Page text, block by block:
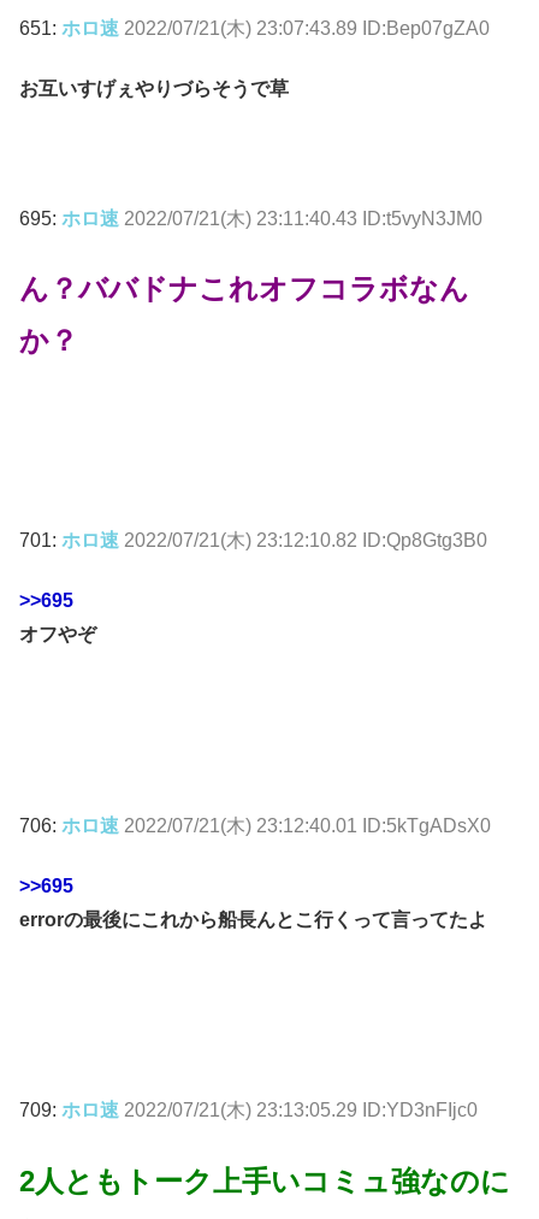
651: ホロ速 2022/07/21(木) 23:07:43.89 ID:Bep07gZA0
お互いすげぇやりづらそうで草
695: ホロ速 2022/07/21(木) 23:11:40.43 ID:t5vyN3JM0
ん？ババドナこれオフコラボなん
か？
701: ホロ速 2022/07/21(木) 23:12:10.82 ID:Qp8Gtg3B0
>>695
オフやぞ
706: ホロ速 2022/07/21(木) 23:12:40.01 ID:5kTgADsX0
>>695
errorの最後にこれから船長んとこ行くって言ってたよ
709: ホロ速 2022/07/21(木) 23:13:05.29 ID:YD3nFIjc0
2人ともトーク上手いコミュ強なのに